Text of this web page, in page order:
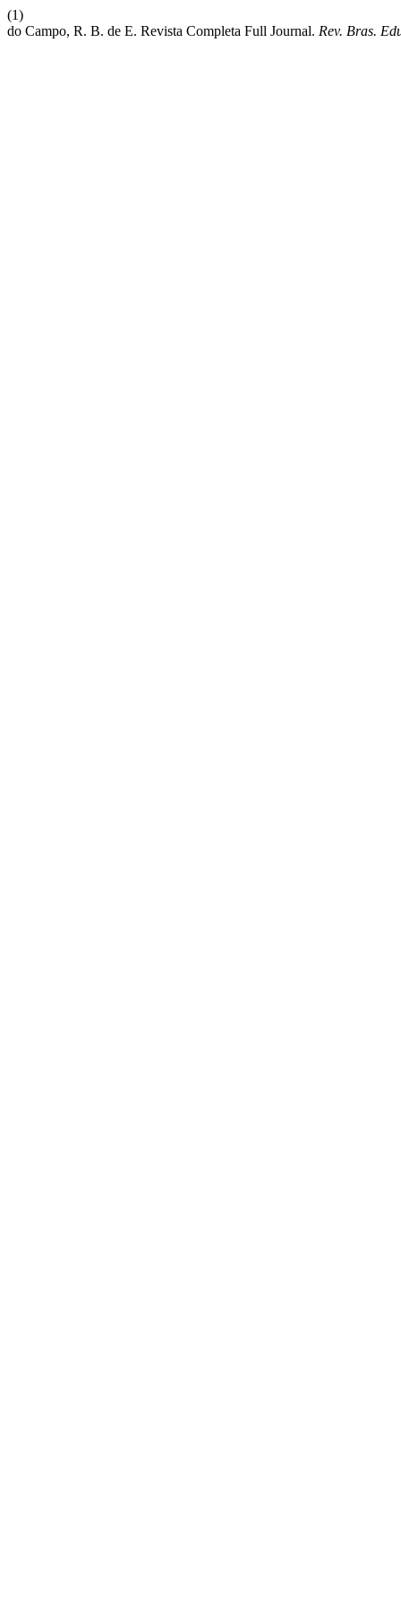
(1)
do Campo, R. B. de E. Revista Completa Full Journal. Rev. Bras.